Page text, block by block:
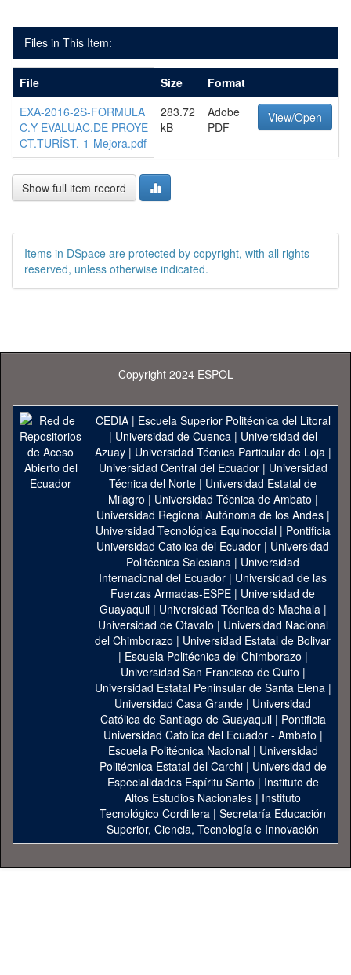
Files in This Item:
File Size
Format
EXA-2016-2S-FORMULA
C.Y EVALUAC.DE PROYE
CT.TURÍST.-1-Mejora.pdf
283.72
kB
Adobe
PDF
View/Open
Show full item record
Items in DSpace are protected by copyright, with all rights
reserved, unless otherwise indicated.
Copyright 2024 ESPOL
CEDIA| Escuela Superior Politécnica del Litoral
| Universidad de Cuenca| Universidad del
Azuay| Universidad Técnica Particular de Loja|
Universidad Central del Ecuador| Universidad
Técnica del Norte | Universidad Estatal de
Milagro | Universidad Técnica de Ambato |
Universidad Regional Autónoma de los Andes|
Universidad Tecnológica Equinoccial| Pontificia
Universidad Catolica del Ecuador | Universidad
Politécnica Salesiana | Universidad
Internacional del Ecuador | Universidad de las
Fuerzas Armadas-ESPE | Universidad de
Guayaquil| Universidad Técnica de Machala|
Universidad de Otavalo | Universidad Nacional
del Chimborazo | Universidad Estatal de Bolivar
| Escuela Politécnica del Chimborazo |
Universidad San Francisco de Quito |
Universidad Estatal Peninsular de Santa Elena|
Universidad Casa Grande | Universidad
Católica de Santiago de Guayaquil| Pontificia
Universidad Católica del Ecuador - Ambato |
Escuela Politécnica Nacional| Universidad
Politécnica Estatal del Carchi| Universidad de
Especialidades Espíritu Santo | Instituto de
Altos Estudios Nacionales | Instituto
Tecnológico Cordillera | Secretaría Educación
Superior, Ciencia, Tecnología e Innovación